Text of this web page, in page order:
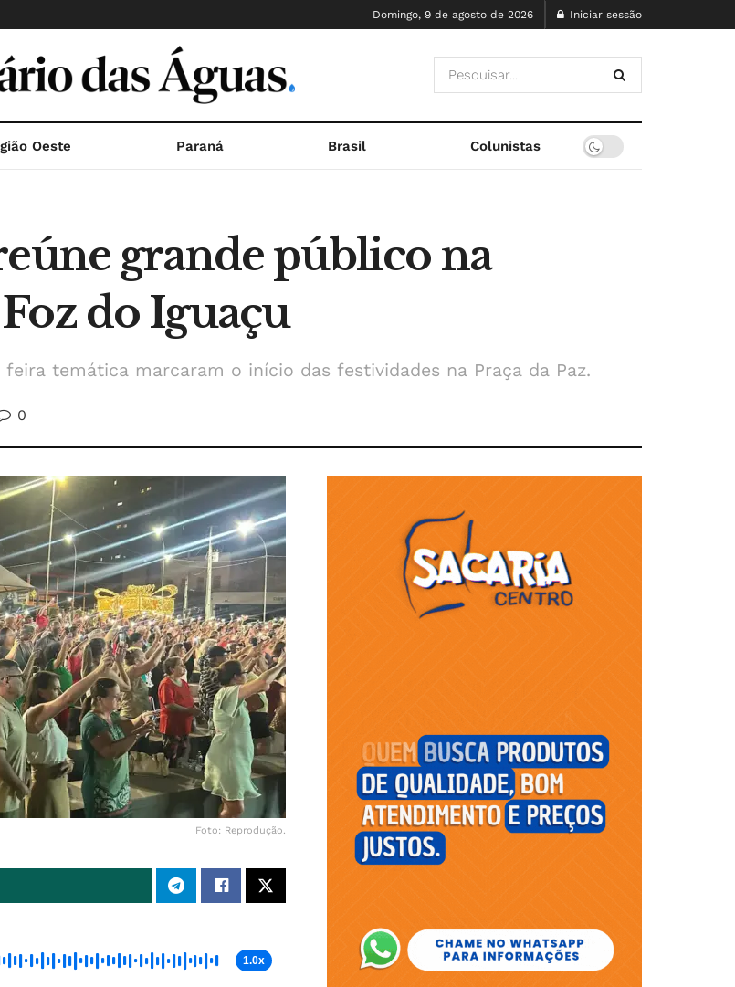
Domingo, 9 de agosto de 2026 Iniciar sessão
Oeste Paraná Brasil Colunistas
grande público na
do Iguaçu
temática marcaram o início das festividades na Praça da Paz.
0
Foto: Reprodução.
1.0x